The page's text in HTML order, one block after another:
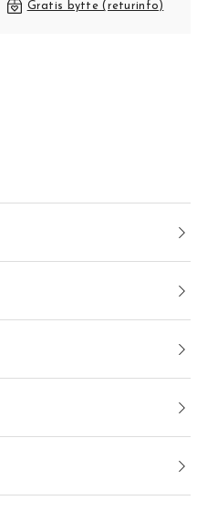
Gratis bytte (returinfo)